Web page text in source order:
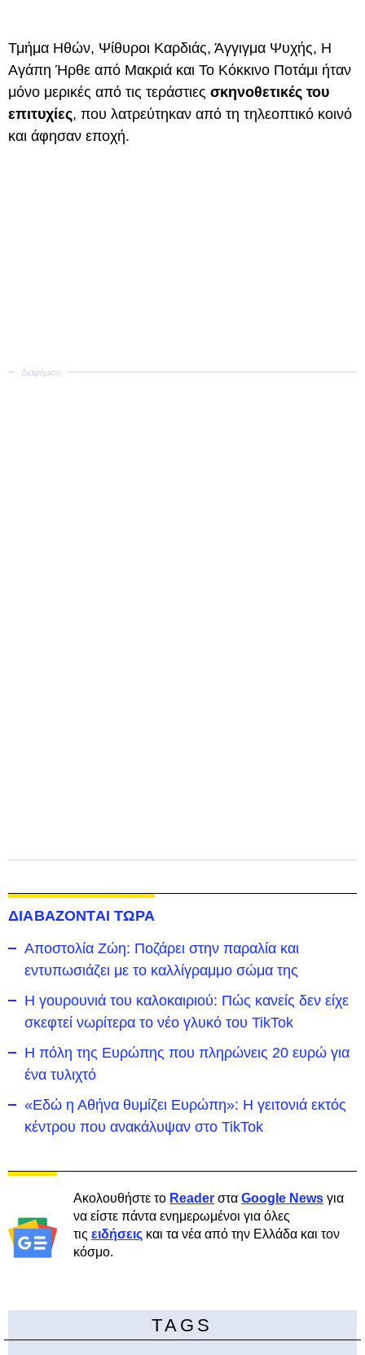
Τμήμα Ηθών, Ψίθυροι Καρδιάς, Άγγιγμα Ψυχής, Η
Αγάπη Ήρθε από Μακριά και Το Κόκκινο Ποτάμι ήταν
μόνο μερικές από τις τεράστιες σκηνοθετικές του
επιτυχίες, που λατρεύτηκαν από τη τηλεοπτικό κοινό
και άφησαν εποχή.
ΔΙΑΒΑΖΟΝΤΑΙ ΤΩΡΑ
Αποστολία Ζώη: Ποζάρει στην παραλία και
εντυπωσιάζει με το καλλίγραμμο σώμα της
Η γουρουνιά του καλοκαιριού: Πώς κανείς δεν είχε
σκεφτεί νωρίτερα το νέο γλυκό του TikTok
Η πόλη της Ευρώπης που πληρώνεις 20 ευρώ για
ένα τυλιχτό
«Εδώ η Αθήνα θυμίζει Ευρώπη»: H γειτονιά εκτός
κέντρου που ανακάλυψαν στο TikTok
Ακολουθήστε το Reader στα Google News για
να είστε πάντα ενημερωμένοι για όλες
τις ειδήσεις και τα νέα από την Ελλάδα και τον
κόσμο.
TAGS